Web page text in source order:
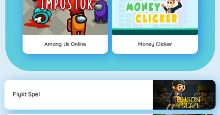
Among Us Online Money Clicker
Flykt Spel